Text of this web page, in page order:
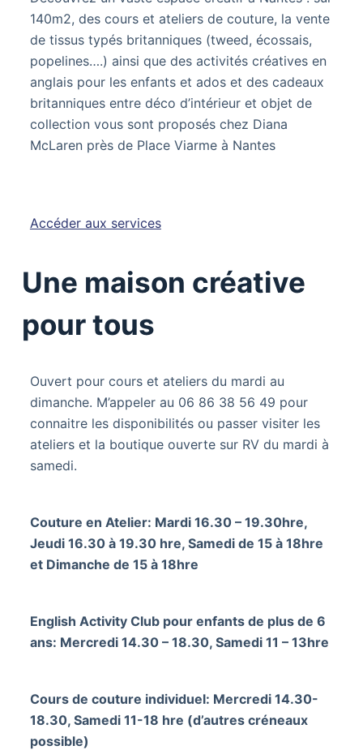
140m2, des cours et ateliers de couture, la vente
de tissus typés britanniques (tweed, écossais,
popelines….) ainsi que des activités créatives en
anglais pour les enfants et ados et des cadeaux
britanniques entre déco d’intérieur et objet de
collection vous sont proposés chez Diana
McLaren près de Place Viarme à Nantes
Accéder aux services
Une maison créative
pour tous
Ouvert pour cours et ateliers du mardi au
dimanche. M’appeler au 06 86 38 56 49 pour
connaitre les disponibilités ou passer visiter les
ateliers et la boutique ouverte sur RV du mardi à
samedi.
Couture en Atelier: Mardi 16.30 – 19.30hre,
Jeudi 16.30 à 19.30 hre, Samedi de 15 à 18hre
et Dimanche de 15 à 18hre
English Activity Club pour enfants de plus de 6
ans: Mercredi 14.30 – 18.30, Samedi 11 – 13hre
Cours de couture individuel: Mercredi 14.30-
18.30, Samedi 11-18 hre (d’autres créneaux
possible)